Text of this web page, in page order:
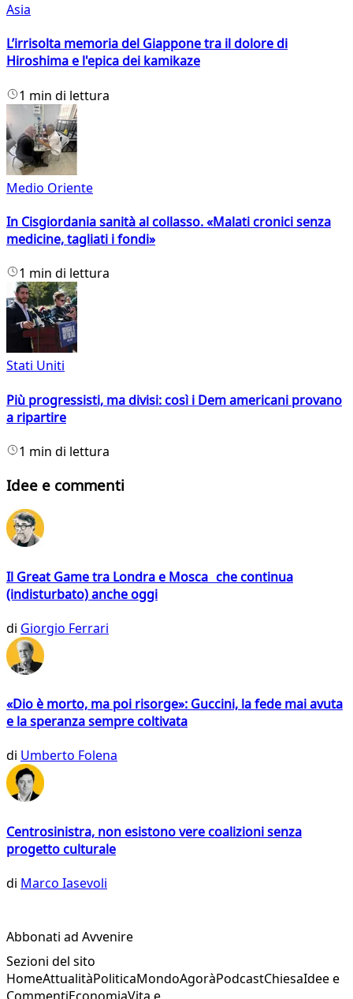
Asia
L’irrisolta memoria del Giappone tra il dolore di
Hiroshima e l'epica dei kamikaze
1 min di lettura
Medio Oriente
In Cisgiordania sanità al collasso. «Malati cronici senza
medicine, tagliati i fondi»
1 min di lettura
Stati Uniti
Più progressisti, ma divisi: così i Dem americani provano
a ripartire
1 min di lettura
Idee e commenti
Il Great Game tra Londra e Mosca che continua
(indisturbato) anche oggi
di Giorgio Ferrari
«Dio è morto, ma poi risorge»: Guccini, la fede mai avuta
e la speranza sempre coltivata
di Umberto Folena
Centrosinistra, non esistono vere coalizioni senza
progetto culturale
di Marco Iasevoli
Abbonati ad Avvenire
Sezioni del sito
HomeAttualitàPoliticaMondoAgoràPodcastChiesaIdee e